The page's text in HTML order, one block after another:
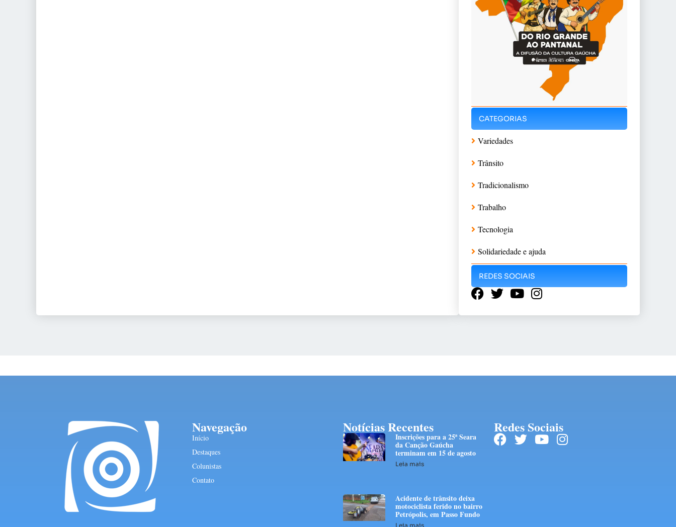
CATEGORIAS
Variedades
Trânsito
Tradicionalismo
Trabalho
Tecnologia
Solidariedade e ajuda
REDES SOCIAIS
Navegação
Início
Destaques
Colunistas
Contato
Notícias Recentes
Inscrições para a 25ª Seara
da Canção Gaúcha
terminam em 15 de agosto
Leia mais
Acidente de trânsito deixa
motociclista ferido no bairro
Petrópolis, em Passo Fundo
Leia mais
Redes Sociais